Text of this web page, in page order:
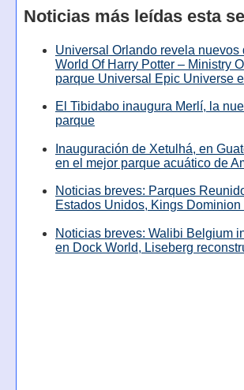
Noticias más leídas esta
Universal Orlando revela
World Of Harry Potter – Ministry
parque Universal Epic Universe
El Tibidabo inaugura Merlí, la
parque
Inauguración de Xetulhá, en
en el mejor parque acuático de
Noticias breves: Parques
Estados Unidos, Kings
Noticias breves: Walibi Belgium
en Dock World, Liseberg